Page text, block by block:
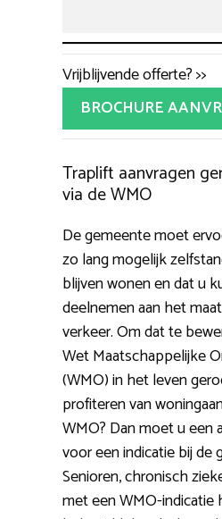
Vrijblijvende offerte? >>
BROCHURE
Traplift aanvragen
via de WMO
De gemeente moet
zo lang mogelijk
blijven wonen en dat u
deelnemen aan het
verkeer. Om dat te
Wet Maatschappelijke
(WMO) in het leven
profiteren van
WMO? Dan moet u een
voor een indicatie bij de
Senioren, chronisch
met een WMO-